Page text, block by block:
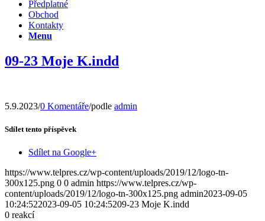
Předplatné
Obchod
Kontakty
Menu
09-23 Moje K.indd
5.9.2023/0 Komentáře/podle admin
Sdílet tento příspěvek
Sdílet na Google+
https://www.telpres.cz/wp-content/uploads/2019/12/logo-tn-
300x125.png 0 0 admin https://www.telpres.cz/wp-
content/uploads/2019/12/logo-tn-300x125.png admin2023-09-05
10:24:522023-09-05 10:24:5209-23 Moje K.indd
0 reakcí